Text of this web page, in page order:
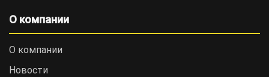
О компании
О компании
Новости